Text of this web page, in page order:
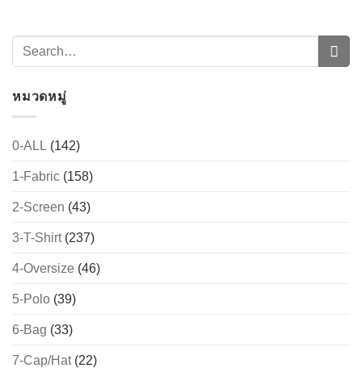
หมวดหมู่
0-ALL (142)
1-Fabric (158)
2-Screen (43)
3-T-Shirt(237)
4-Oversize (46)
5-Polo (39)
6-Bag (33)
7-Cap/Hat(22)